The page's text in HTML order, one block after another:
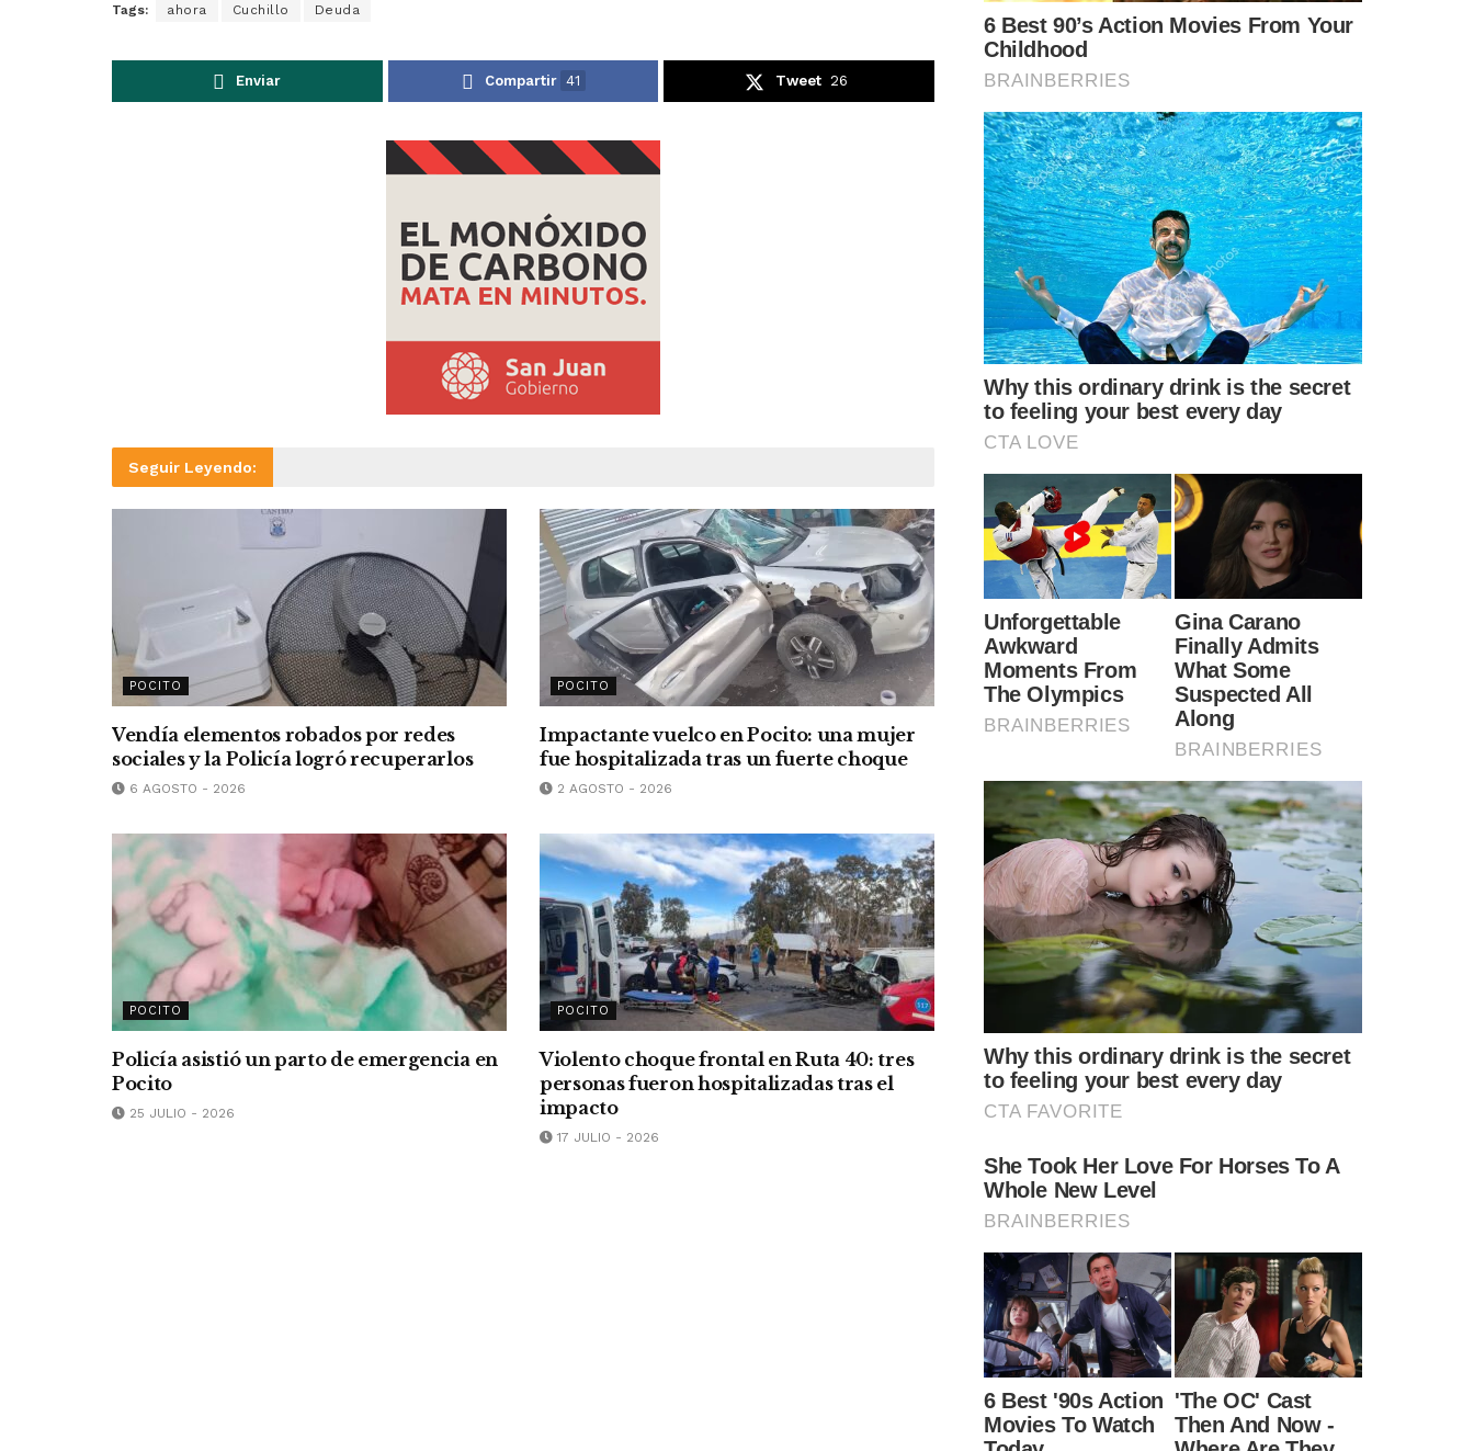
Tags: ahora Cuchillo Deuda
Enviar Compartir 41 Tweet 26
Seguir Leyendo:
POCITO
Vendía elementos robados por redes
sociales y la Policía logró recuperarlos
6 AGOSTO - 2026
POCITO
Impactante vuelco en Pocito: una mujer
fue hospitalizada tras un fuerte choque
2 AGOSTO - 2026
POCITO
Policía asistió un parto de emergencia en
Pocito
25 JULIO - 2026
POCITO
Violento choque frontal en Ruta 40: tres
personas fueron hospitalizadas tras el
impacto
17 JULIO - 2026